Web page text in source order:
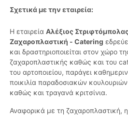
Σχετικά με την εταιρεία:
Η εταιρεία Αλέξιος
Ζαχαροπλαστική - Catering
και δραστηριοποιείται στον χώρο
ζαχαροπλαστικής καθώς και του
του αρτοποιείου, παράγει
ποικιλία παραδοσιακών
καθώς και τραγανά κριτσίνια.
Αναφορικά με τη ζαχαροπλαστική, η